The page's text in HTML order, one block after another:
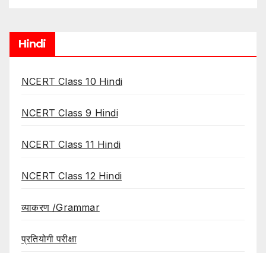
Hindi
NCERT Class 10 Hindi
NCERT Class 9 Hindi
NCERT Class 11 Hindi
NCERT Class 12 Hindi
व्याकरण /Grammar
प्रतियोगी परीक्षा